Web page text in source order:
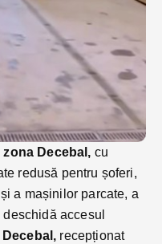
Decebal, cu
redusă pentru șoferi,
a mașinilor parcate, a
accesul
recepționat